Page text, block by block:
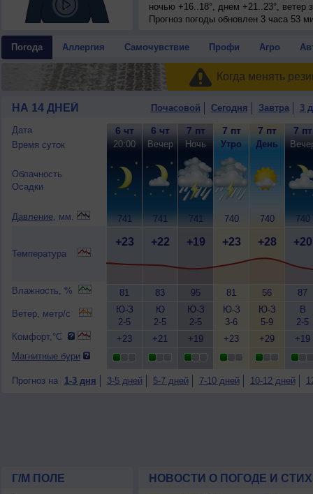
ночью +16..18°, днем +21..23°, ветер
Прогноз погоды обновлен 3 часа 53
Погода Аллергия Самочувствие Профи Агро
Когда менять
НА 14 ДНЕЙ Почасовой Сегодня Завтра 3
Дата
Время суток
Облачность
Осадки
Давление, мм.
Температура
Влажность, %
Ветер, метр/с
Комфорт,°C
Магнитные бури
6 чт
20:00
741
+23
81
Ю-З
2-5
+23
6 чт
Вечер
741
+22
83
Ю
2-5
+21
7 пт
Ночь
741
+19
95
Ю-З
2-5
+19
7 пт
Утро
740
+23
81
Ю-З
3-6
+23
7 пт
День
740
+28
56
Ю-З
5-9
+29
7 пт
740
+20
87
В
2-5
+19
Прогноз на 1-3 дня 3-5 дней 5-7 дней 7-10 дней 10-12 дней
Г/М ПОЛЕ НОВОСТИ О ПОГОДЕ И